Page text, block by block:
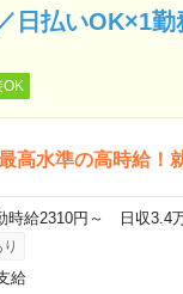
日払いOK×1
高水準の高時給！
給2310円～ 日収3.4万
給